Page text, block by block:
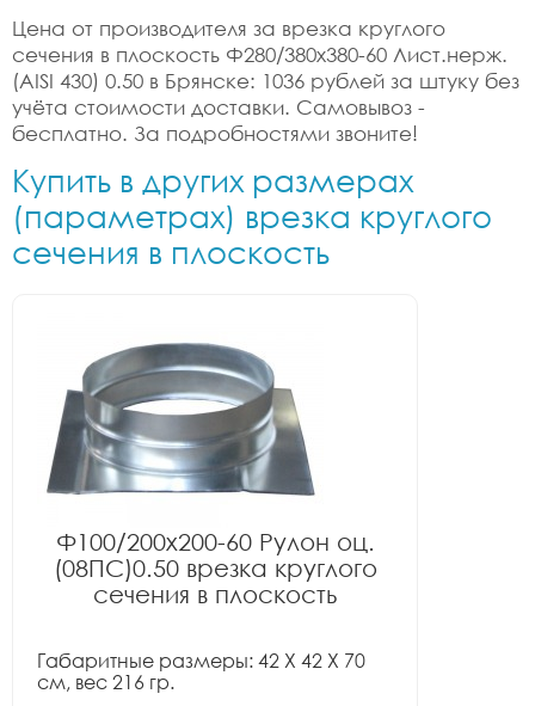
Цена от производителя за врезка круглого
сечения в плоскость Ф280/380x380-60 Лист.нерж.
(AISI 430) 0.50 в Брянске: 1036 рублей за штуку без
учёта стоимости доставки. Самовывоз -
бесплатно. За подробностями звоните!
Купить в других размерах
(параметрах) врезка круглого
сечения в плоскость
Ф100/200x200-60 Рулон оц.
(08ПС)0.50 врезка круглого
сечения в плоскость
Габаритные размеры: 42 X 42 X 70
см, вес 216 гр.